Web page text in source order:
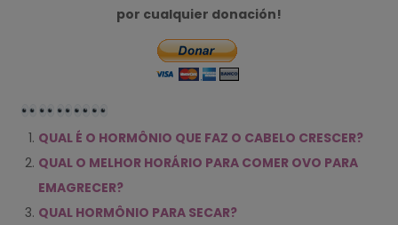
por cualquier donación!
QUAL É O HORMÔNIO QUE FAZ O CABELO CRESCER?
QUAL O MELHOR HORÁRIO PARA COMER OVO PARA
EMAGRECER?
QUAL HORMÔNIO PARA SECAR?